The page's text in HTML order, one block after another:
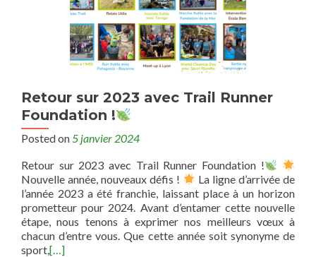
Retour sur 2023 avec Trail Runner
Foundation !
Posted on5 janvier 2024
Retour sur 2023 avec Trail Runner Foundation !
Nouvelle année, nouveaux défis !
La ligne d’arrivée de
l’année 2023 a été franchie, laissant place à un horizon
prometteur pour 2024. Avant d’entamer cette nouvelle
étape, nous tenons à exprimer nos meilleurs vœux à
chacun d’entre vous. Que cette année soit synonyme de
sport,[…]